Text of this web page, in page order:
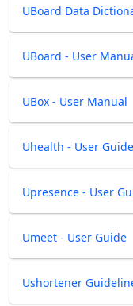
UBoard Data
UBoard - User
UBox - User Manual
Uhealth - User Guide
Upresence - User
Umeet - User Guide
Ushortener